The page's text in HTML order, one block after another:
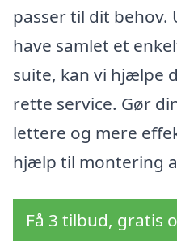
passer til dit behov.
have samlet et
suite, kan vi hjælpe
rette service. Gør
lettere og mere
hjælp til montering
Få 3 tilbud, gratis